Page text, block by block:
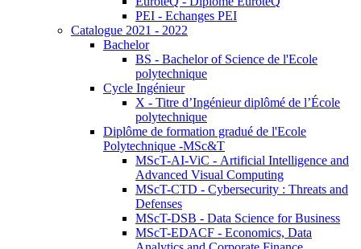
PEI - Echanges PEI
Catalogue 2021 - 2022
Bachelor
BS - Bachelor of Science de l'Ecole
polytechnique
Cycle Ingénieur
X - Titre d’Ingénieur diplômé de l’École
polytechnique
Diplôme de formation gradué de l'Ecole
Polytechnique -MSc&T
MScT-AI-ViC - Artificial Intelligence and
Advanced Visual Computing
MScT-CTD - Cybersecurity : Threats and
Defenses
MScT-DSB - Data Science for Business
MScT-EDACF - Economics, Data